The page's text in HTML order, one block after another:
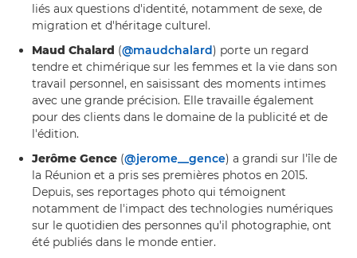
liés aux questions d'identité, notamment de sexe, de
migration et d'héritage culturel.
Maud Chalard (@maudchalard) porte un regard
tendre et chimérique sur les femmes et la vie dans son
travail personnel, en saisissant des moments intimes
avec une grande précision. Elle travaille également
pour des clients dans le domaine de la publicité et de
l'édition.
Jerôme Gence (@jerome__gence) a grandi sur l'île de
la Réunion et a pris ses premières photos en 2015.
Depuis, ses reportages photo qui témoignent
notamment de l'impact des technologies numériques
sur le quotidien des personnes qu'il photographie, ont
été publiés dans le monde entier.